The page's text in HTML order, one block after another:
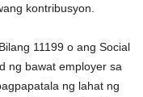
kontribusyon.
11199 o ang Social
ng bawat employer sa
ng lahat ng